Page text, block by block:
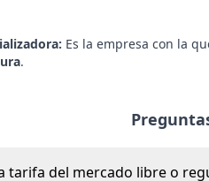
: Es la empresa con la
.
tarifa del mercado libre o